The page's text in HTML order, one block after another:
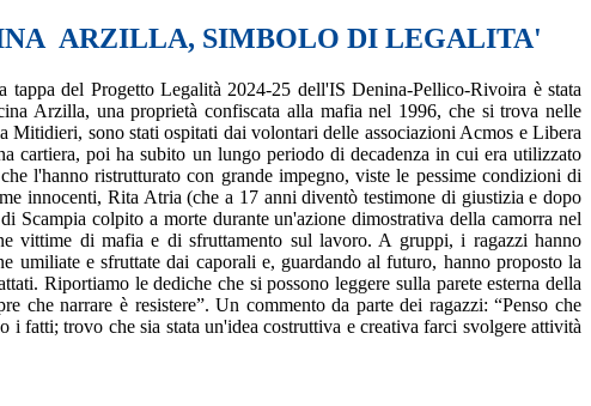
ARZILLA, SIMBOLO DI LEGALITA'
tappa del Progetto Legalità 2024-25 dell'IS Denina-Pellico-Rivoira è stata
Arzilla, una proprietà confiscata alla mafia nel 1996, che si trova nelle
sono stati ospitati dai volontari delle associazioni Acmos e Libera
cartiera, poi ha subito un lungo periodo di decadenza in cui era utilizzato
l'hanno ristrutturato con grande impegno, viste le pessime condizioni di
innocenti, Rita Atria (che a 17 anni diventò testimone di giustizia e dopo
colpito a morte durante un'azione dimostrativa della camorra nel
vittime di mafia e di sfruttamento sul lavoro. A gruppi, i ragazzi hanno
e sfruttate dai caporali e, guardando al futuro, hanno proposto la
Riportiamo le dediche che si possono leggere sulla parete esterna della
narrare è resistere”. Un commento da parte dei ragazzi: “Penso che
fatti; trovo che sia stata un'idea costruttiva e creativa farci svolgere attività